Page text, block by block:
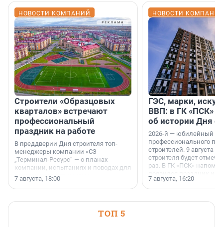
НОВОСТИ КОМПАНИЙ
Строители «Образцовых
кварталов» встречают
профессиональный
праздник на работе
В преддверии Дня строителя топ-
менеджеры компании «СЗ
„Терминал-Ресурс“ — о планах
компании, испытаниях и поводах для
осторожного оптимизма.
7 августа, 18:00
НОВОСТИ
ГЭС, марки,
ВВП: в ГК «ПСК»
об истории Дня
2026-й — юбилейный
профессионального
строителей. 9 августа
строителя будет
раз. В ГК «ПСК»
поменялась роль
7 августа, 16:20
ТОП 5